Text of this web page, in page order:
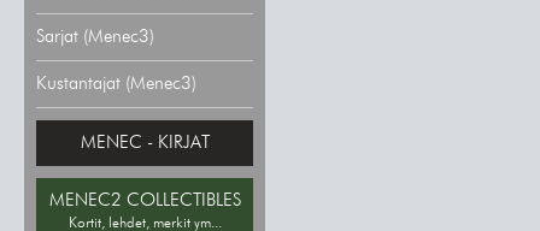
Sarjat (Menec3)
Kustantajat (Menec3)
MENEC - KIRJAT
MENEC2 COLLECTIBLES
Kortit, lehdet, merkit ym...